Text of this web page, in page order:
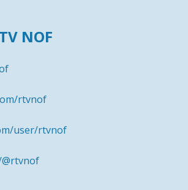
NOF
rtvnof
user/rtvnof